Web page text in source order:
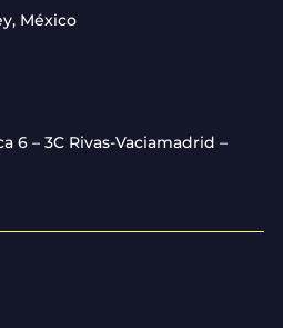
México
6 – 3C Rivas-Vaciamadrid –